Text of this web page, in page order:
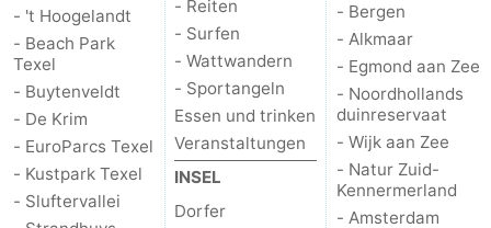
Radfahren
-
Wandern
-
Reiten
-
Surfen
- 't Hoogelandt
- Beach Park
Texel
- Buytenveldt
- De Krim
- EuroParcs Texel
- Kustpark Texel
- Sluftervallei
- Reiten
- Surfen
- Wattwandern
- Sportangeln
Essen und trinken
Veranstaltungen
INSEL
Dorfer
- Bergen
- Alkmaar
- Egmond aan Zee
- Noordhollands
duinreservaat
- Wijk aan Zee
- Natur Zuid-
Kennermerland
- Amsterdam